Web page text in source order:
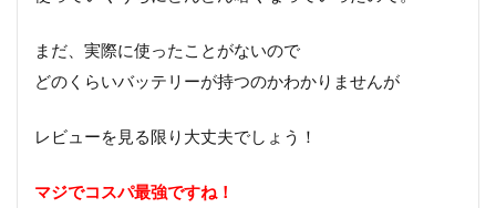
まだ、実際に使ったことがないので
どのくらいバッテリーが持つのかわかりませんが
レビューを見る限り大丈夫でしょう！
マジでコスパ最強ですね！